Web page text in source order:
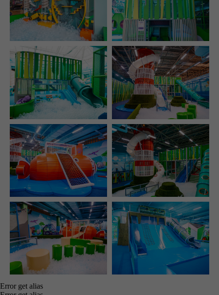
Error get alias